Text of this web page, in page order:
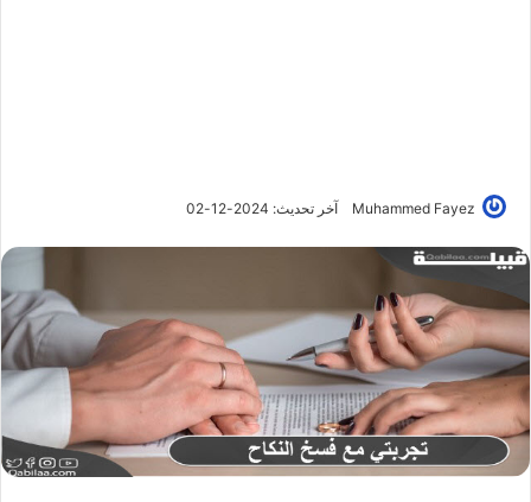
Muhammed Fayez آخر تحديث: 2024-12-02